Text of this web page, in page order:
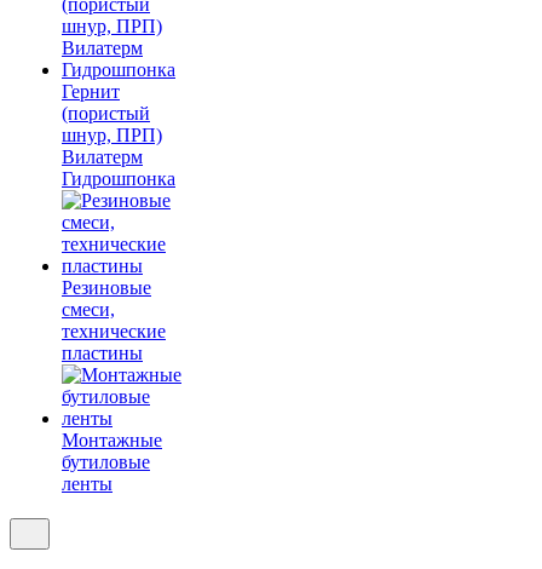
Гернит
(пористый
шнур, ПРП)
Вилатерм
Гидрошпонка
Резиновые
смеси,
технические
пластины
Монтажные
бутиловые
ленты